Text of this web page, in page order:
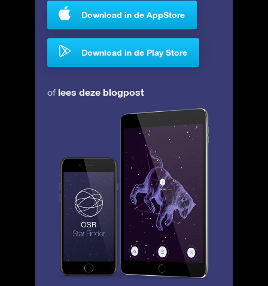
Download in de AppStore
Download in de Play Store
of lees deze blogpost